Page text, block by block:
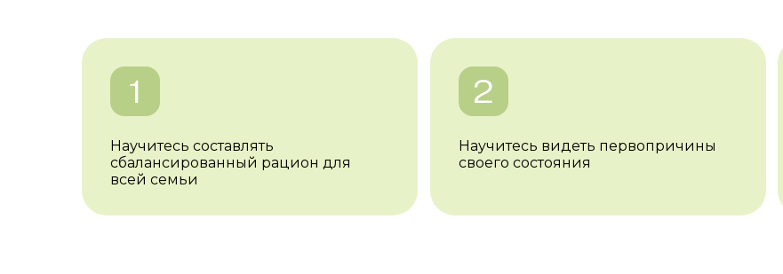
Научитесь видеть первопричины
своего состояния
Научитесь составлять
сбалансированный рацион для
всей семьи